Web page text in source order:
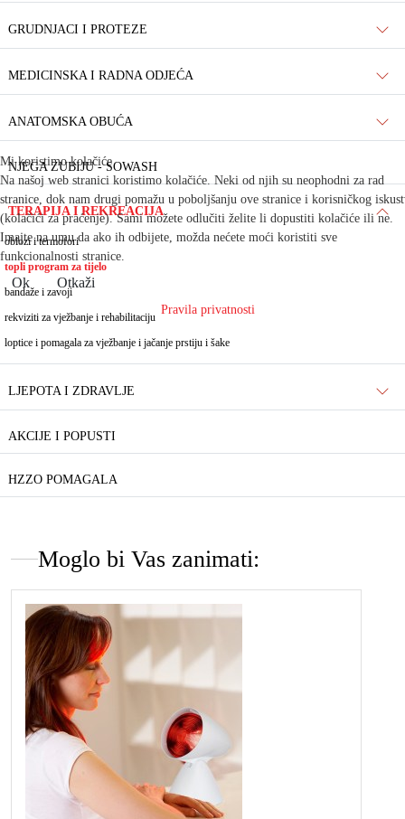
GRUDNJACI I PROTEZE
MEDICINSKA I RADNA ODJEĆA
ANATOMSKA OBUĆA
NJEGA ZUBIJU - SOWASH
TERAPIJA I REKREACIJA
oblozi i termofori
topli program za tijelo
bandaže i zavoji
rekviziti za vježbanje i rehabilitaciju
loptice i pomagala za vježbanje i jačanje prstiju i šake
LJEPOTA I ZDRAVLJE
AKCIJE I POPUSTI
HZZO POMAGALA
Moglo bi Vas zanimati:
Mi koristimo kolačiće
Na našoj web stranici koristimo kolačiće. Neki od njih su neophodni za rad
stranice, dok nam drugi pomažu u poboljšanju ove stranice i korisničkog
(kolačići za praćenje). Sami možete odlučiti želite li dopustiti kolačiće ili ne.
Imajte na umu da ako ih odbijete, možda nećete moći koristiti sve
funkcionalnosti stranice.
Ok Otkaži
Pravila privatnosti